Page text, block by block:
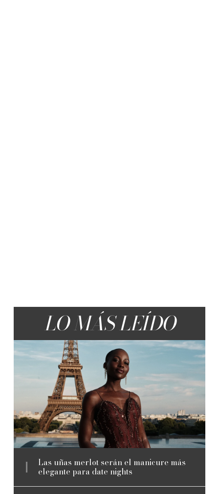
LO MÁS LEÍDO
Las uñas merlot serán el manicure más
elegante para date nights